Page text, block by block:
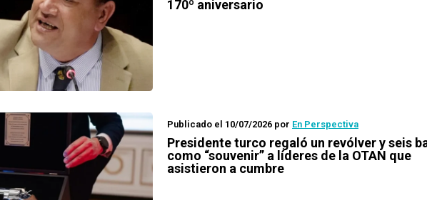
170º aniversario
Publicado el 10/07/2026 por En Perspectiva
Presidente turco regaló un revólver y seis
como “souvenir” a líderes de la OTAN que
asistieron a cumbre